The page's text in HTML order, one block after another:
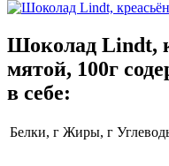
Шоколад Lindt,
мятой, 100г
в себе:
Белки, г Жиры, г